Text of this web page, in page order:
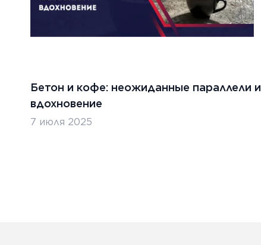
Бетон и кофе: неожиданные параллели и
вдохновение
7 июля 2025